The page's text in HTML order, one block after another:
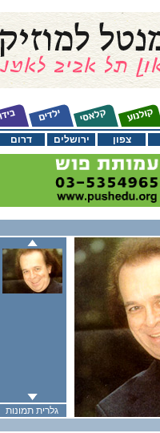
דרום ירושלים צפון
גלרית תמונות